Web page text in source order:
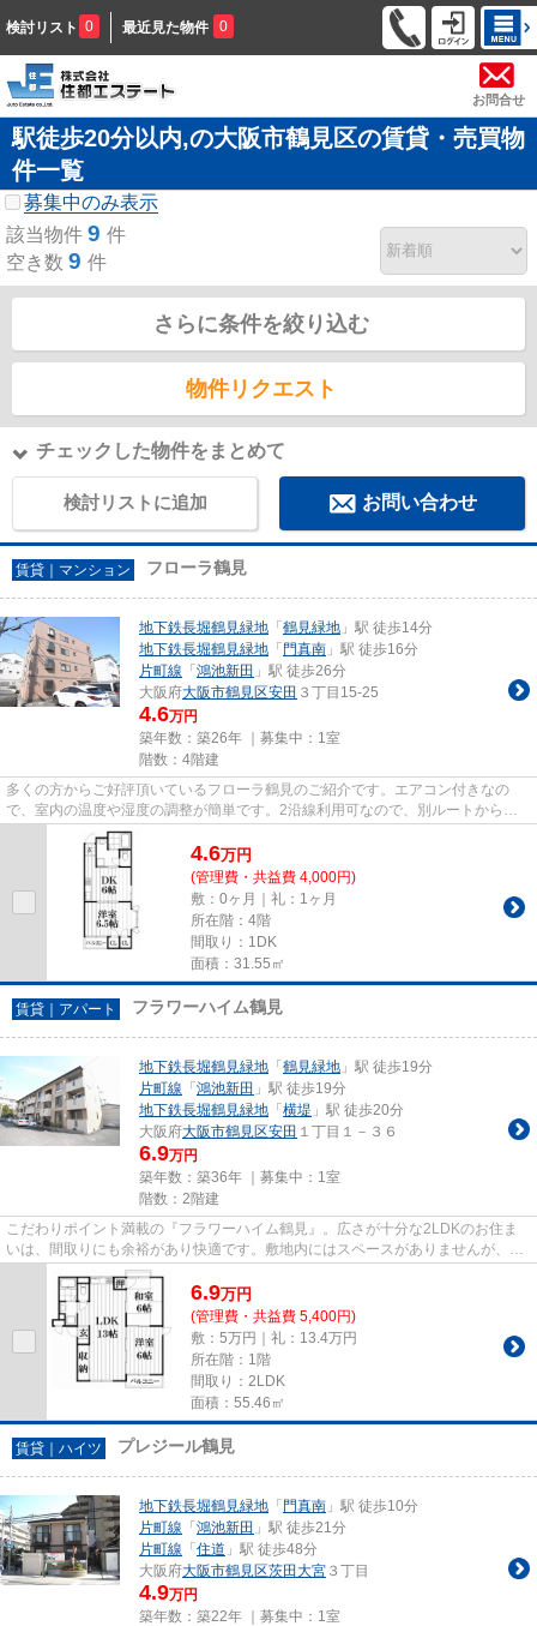
検討リスト 0 最近見た物件 0
お問合せ
駅徒歩20分以内,の大阪市鶴見区の賃貸・売買物
件一覧
募集中のみ表示
該当物件 9 件
空き数 9 件
さらに条件を絞り込む
物件リクエスト
チェックした物件をまとめて
検討リストに追加 お問い合わせ
賃貸｜マンション フローラ鶴見
地下鉄長堀鶴見緑地 「 鶴見緑地 」駅 徒歩14分
地下鉄長堀鶴見緑地 「 門真南 」駅 徒歩16分
片町線 「 鴻池新田 」駅 徒歩26分
大阪府大阪市鶴見区安田 ３丁目15-25
4.6万円
築年数：築26年 ｜募集中： 1室
階数：4階建
多くの方からご好評頂いているフローラ鶴見のご紹介です。エアコン付きなの
で、室内の温度や湿度の調整が簡単です。2沿線利用可なので、別ルートからで
も帰宅できます。防犯対策の行き...
4.6万円
(管理費・共益費 4,000円)
敷：0ヶ月｜礼：1ヶ月
所在階：4階
間取り：1DK
面積：31.55㎡
賃貸｜アパート フラワーハイム鶴見
地下鉄長堀鶴見緑地 「 鶴見緑地 」駅 徒歩19分
片町線 「 鴻池新田 」駅 徒歩19分
地下鉄長堀鶴見緑地 「 横堤 」駅 徒歩20分
大阪府大阪市鶴見区安田 １丁目１－３６
6.9万円
築年数：築36年 ｜募集中： 1室
階数：2階建
こだわりポイント満載の『フラワーハイム鶴見』。広さが十分な2LDKのお住ま
いは、間取りにも余裕があり快適です。敷地内にはスペースがありませんが、近
隣には駐車場があります。使い...
6.9万円
(管理費・共益費 5,400円)
敷：5万円｜礼：13.4万円
所在階：1階
間取り：2LDK
面積：55.46㎡
賃貸｜ハイツ プレジール鶴見
地下鉄長堀鶴見緑地 「 門真南 」駅 徒歩10分
片町線 「 鴻池新田 」駅 徒歩21分
片町線 「 住道 」駅 徒歩48分
大阪府大阪市鶴見区茨田大宮 ３丁目
4.9万円
築年数：築22年 ｜募集中： 1室